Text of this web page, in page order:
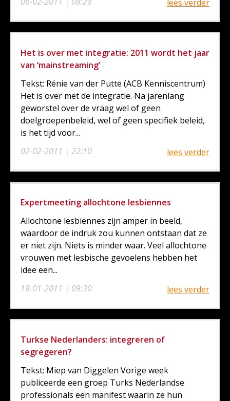
lees verder
Het is over met integratie: 2011 wordt het jaar
van ‘mainstreaming’
02-02-2011 | 22:10
Tekst: Rénie van der Putte (ACB Kenniscentrum)
Het is over met de integratie. Na jarenlang
geworstel over de vraag wel of geen
doelgroepenbeleid, wel of geen specifiek beleid,
is het tijd voor...
lees verder
Expertmeeting allochtone lesbiennes
18-01-2011 | 09:30
Allochtone lesbiennes zijn amper in beeld,
waardoor de indruk zou kunnen ontstaan dat ze
er niet zijn. Niets is minder waar. Veel allochtone
vrouwen met lesbische gevoelens hebben het
idee een...
lees verder
Turkse Nederlanders: integreren of
segregeren?
Tekst: Miep van Diggelen Vorige week
publiceerde een groep Turks Nederlandse
professionals een manifest waarin ze hun